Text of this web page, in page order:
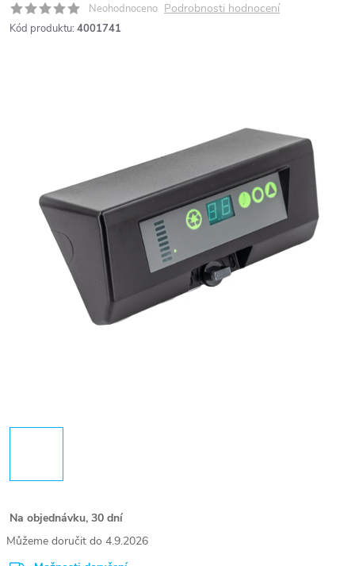
Neohodnoceno Podrobnosti hodnocení
Kód produktu: 4001741
Na objednávku, 30 dní
4.9.2026